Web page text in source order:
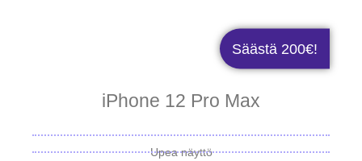
Säästä 200€!
iPhone 12 Pro Max
Upea näyttö